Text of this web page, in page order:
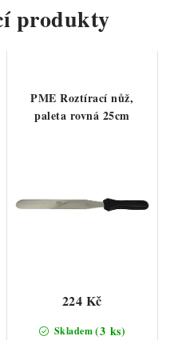
produkty
PME Roztírací nůž,
paleta rovná 25cm
Skladem(3 ks)
224 Kč